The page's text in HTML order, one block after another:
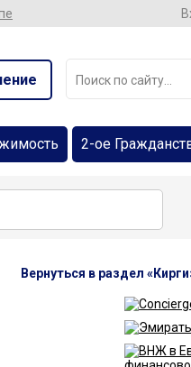
2-ое
Вернуться в раздел